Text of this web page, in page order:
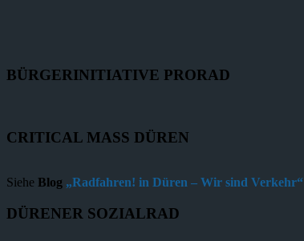
BÜRGERINITIATIVE PRORAD
CRITICAL MASS DÜREN
Siehe Blog „Radfahren! in Düren – Wir sind Verkehr“
DÜRENER SOZIALRAD